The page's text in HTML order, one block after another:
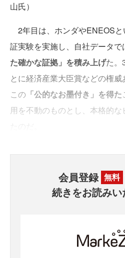
山氏）
2年目は、ホンダやENEOS
証実験を実施し、自社データで
た確かな証拠」を積み上げた。
とに経済産業大臣賞などの権威
この 「公的なお墨付き」を得た
用を不動のものとし、本格的
会員登録 無料
続きをお読み